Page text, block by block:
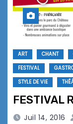
ART CHANT
FESTIVAL
STYLE DE VIE
FESTIVAL
Juil 14, 2016